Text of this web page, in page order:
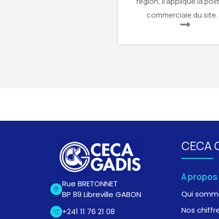
commerciale du site.
Rue BRETONNET
BP 89 Libreville GABON
+241 11 76 21 08
CECA
A
Qui
Nos